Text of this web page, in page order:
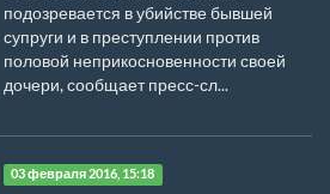
подозревается в убийстве бывшей
супруги и в преступлении против
половой неприкосновенности своей
дочери, сообщает пресс-сл...
03 февраля 2016, 15:18